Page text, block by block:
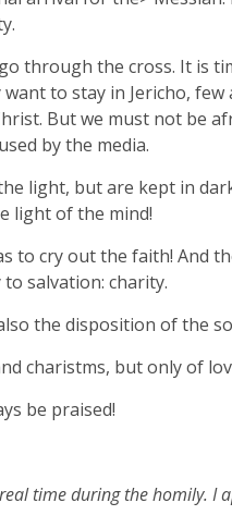
through the cross. It is
to stay in Jericho,
But we must not be
by the media.
light, but are kept in
light of the mind!
to cry out the faith! And
salvation: charity.
the disposition of the
charistms, but only of
be praised!
time during the homily. I